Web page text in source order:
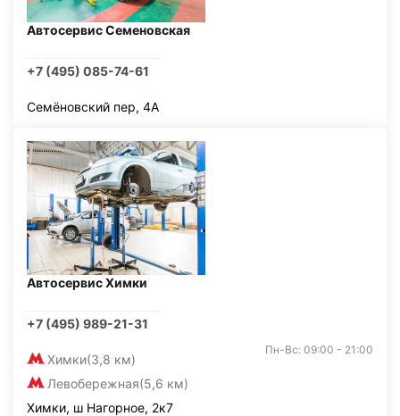
Автосервис Семеновская
+7 (495) 085-74-61
Семёновский пер, 4А
Автосервис Химки
+7 (495) 989-21-31
Химки(3,8 км)
Левобережная(5,6 км)
Пн-Вс: 09:00 - 21:00
Химки, ш Нагорное, 2к7